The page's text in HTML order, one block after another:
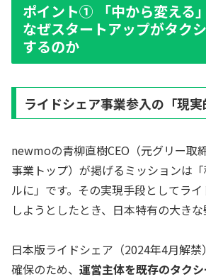
ポイント① 「中から変える
なぜスタートアップがタク
するのか
ライドシェア事業参入の「現実
newmoの青柳直樹CEO（元グリー取
事業トップ）が掲げるミッションは
ルに」です。その実現手段としてラ
しようとしたとき、日本特有の大きな
日本版ライドシェア（2024年4月解
確保のため、 運営主体を既存のタク